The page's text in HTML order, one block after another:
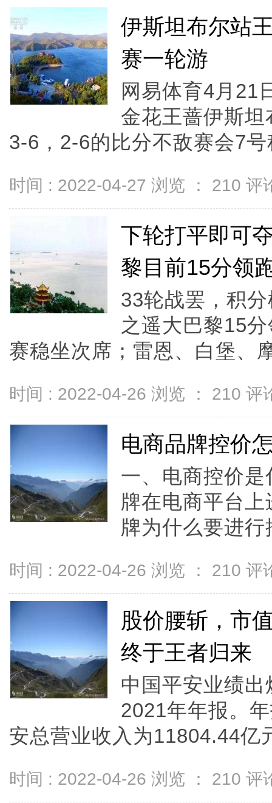
伊斯坦布尔站
赛一轮游
网易体育4月21
金花王蔷伊斯
3-6，2-6的比分不敌赛会7
时间 : 2022-04-27 浏览 ： 210 评
下轮打平即可
黎目前15分领
33轮战罢，积
之遥大巴黎15
赛稳坐次席；雷恩、白堡、
时间 : 2022-04-26 浏览 ： 210 评
电商品牌控价
一、电商控价
牌在电商平台
牌为什么要进
时间 : 2022-04-26 浏览 ： 210 评
股价腰斩，市
终于王者归来
中国平安业绩
2021年年报。
安总营业收入为11804.44亿
时间 : 2022-04-26 浏览 ： 210 评